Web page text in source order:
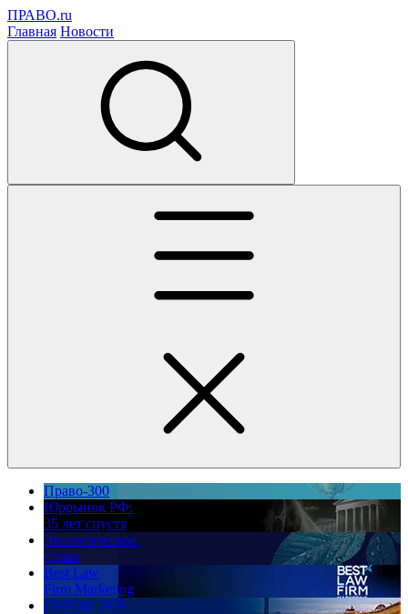
ПРАВО.ru
Главная Новости
Право-300
Юррынок РФ:
35 лет спустя
Экологическое
право
Best Law
Firm Marketing
ПМЮФ 2026